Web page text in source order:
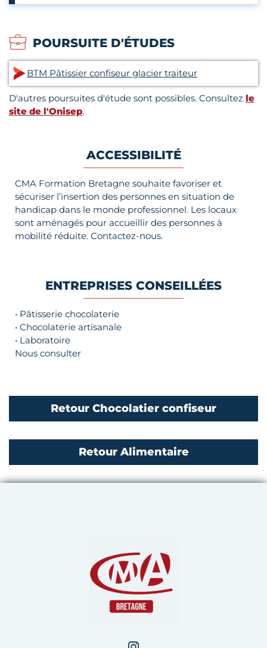
POURSUITE D'ÉTUDES
BTM Pâtissier confiseur glacier traiteur
D'autres poursuites d'étude sont possibles. Consultez le
site de l'Onisep.
ACCESSIBILITÉ
CMA Formation Bretagne souhaite favoriser et
sécuriser l’insertion des personnes en situation de
handicap dans le monde professionnel. Les locaux
sont aménagés pour accueillir des personnes à
mobilité réduite. Contactez-nous.
ENTREPRISES CONSEILLÉES
• Pâtisserie chocolaterie
• Chocolaterie artisanale
• Laboratoire
Nous consulter
Retour Chocolatier confiseur
Retour Alimentaire
Chambre de Métiers et